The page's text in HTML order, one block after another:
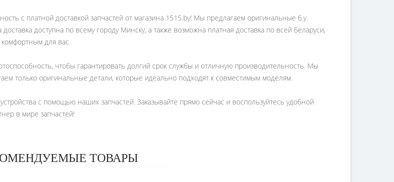
с платной доставкой запчастей от магазина 1515.by! Мы предлагаем оригинальные б.у.
доступна по всему городу Минску, а также возможна платная доставка по всей Беларуси,
для вас.
чтобы гарантировать долгий срок службы и отличную производительность. Мы
только оригинальные детали, которые идеально подходят к совместимым моделям.
с помощью наших запчастей. Заказывайте прямо сейчас и воспользуйтесь удобной
в мире запчастей!
ТОВАРЫ